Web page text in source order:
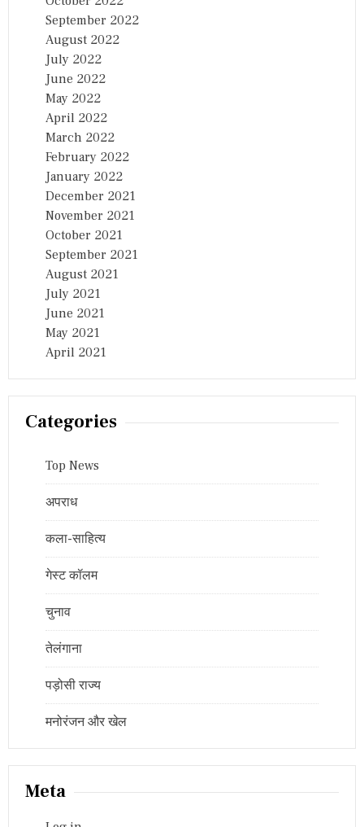
September 2022
August 2022
July 2022
June 2022
May 2022
April 2022
March 2022
February 2022
January 2022
December 2021
November 2021
October 2021
September 2021
August 2021
July 2021
June 2021
May 2021
April 2021
Categories
Top News
अपराध
कला-साहित्य
गेस्ट कॉलम
चुनाव
तेलंगाना
पड़ोसी राज्य
मनोरंजन और खेल
Meta